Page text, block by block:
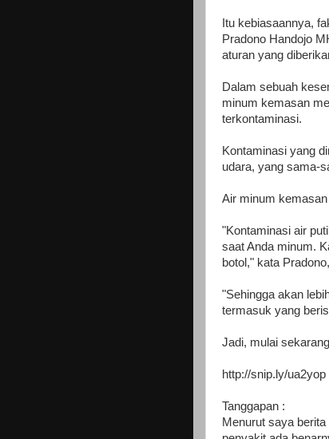
Itu kebiasaannya,
Pradono Handojo
aturan yang
Dalam sebuah
minum kemasan
terkontaminasi.
Kontaminasi yang
udara, yang sama-
Air minum
"Kontaminasi air
saat Anda minum.
botol," kata
"Sehingga akan
termasuk yang
Jadi, mulai
http://snip.ly/ua2yop
Tanggapan :
Menurut saya